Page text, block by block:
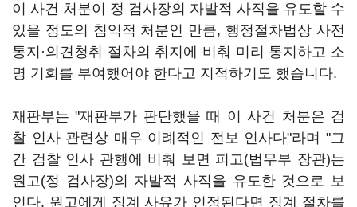
이 사건 처분이 정 검사장의 자발적 사직을 유도할 수
있을 정도의 침익적 처분인 만큼, 행정절차법상 사전
통지·의견청취 절차의 취지에 비춰 미리 통지하고 소
명 기회를 부여했어야 한다고 지적하기도 했습니다.
재판부는 "재판부가 판단했을 때 이 사건 처분은 검
찰 인사 관련상 매우 이례적인 전보 인사다"라며 "그
간 검찰 인사 관행에 비춰 보면 피고(법무부 장관)는
원고(정 검사장)의 자발적 사직을 유도한 것으로 보
인다. 원고에게 징계 사유가 인정된다면 징계 절차를